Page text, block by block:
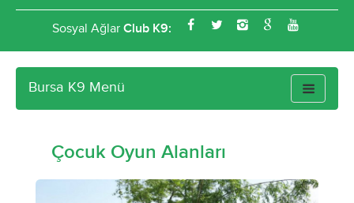
Sosyal Ağlar Club K9:
Toggle
Bursa K9 Menü
Çocuk Oyun Alanları